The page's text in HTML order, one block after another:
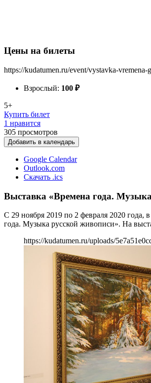
Цены на билеты
https://kudatumen.ru/event/vystavka-
Взрослый: 100 ₽
5+
Купить билет
1 нравится
305 просмотров
Добавить в календарь
Google Calendar
Outlook.com
Скачать .ics
Выставка «Времена года.
С 29 ноября 2019 по 2 февраля 2020
года. Музыка русской живописи». На
https://kudatumen.ru/uploads/